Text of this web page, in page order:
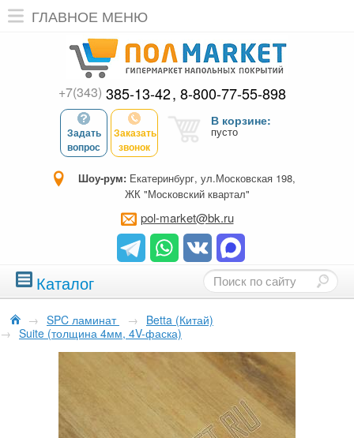
ГЛАВНОЕ МЕНЮ
+7(343) 385-13-42 8-800-77-55-898
Задать
вопрос
Заказать
звонок
В корзине:
пусто
Шоу-рум: Екатеринбург, ул.Московская 198,
ЖК "Московский квартал"
pol-market@bk.ru
Каталог
→ SPC ламинат → Betta (Китай)
→ Suite (толщина 4мм, 4V-фаска)